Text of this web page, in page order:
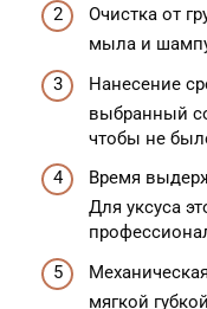
Очистка от
мыла и
Нанесение
выбранный
чтобы не
Время
Для уксуса
мягкой